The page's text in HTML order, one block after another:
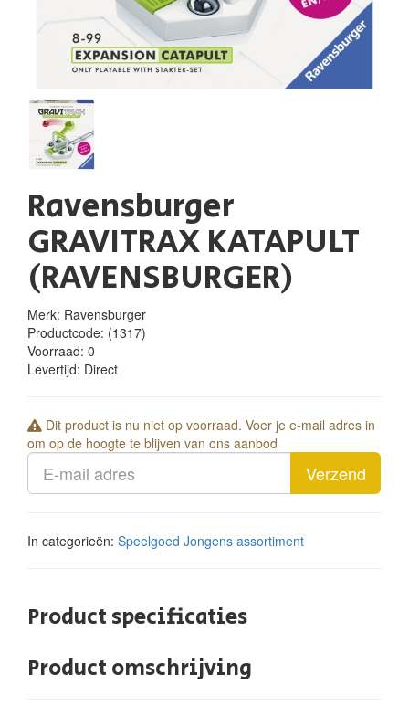
Ravensburger
GRAVITRAX KATAPULT
(RAVENSBURGER)
Merk: Ravensburger
Productcode: (1317)
Voorraad: 0
Levertijd: Direct
Dit product is nu niet op voorraad. Voer je e-mail adres in
om op de hoogte te blijven van ons aanbod
Verzend
In categorieën: Speelgoed Jongens assortiment
Product specificaties
Product omschrijving